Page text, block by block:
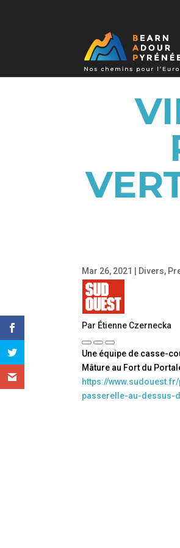
Mar 26, 2021 Divers,
Par Étienne Czernecka
Une équipe de casse-
Mâture au Fort du
https://
passerelle-au-dessus-